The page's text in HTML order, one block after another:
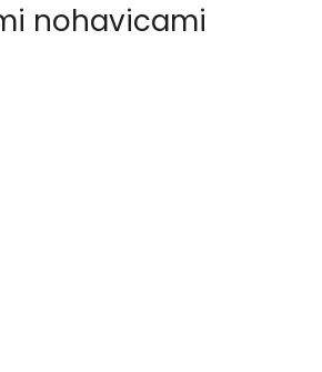
nohavicami